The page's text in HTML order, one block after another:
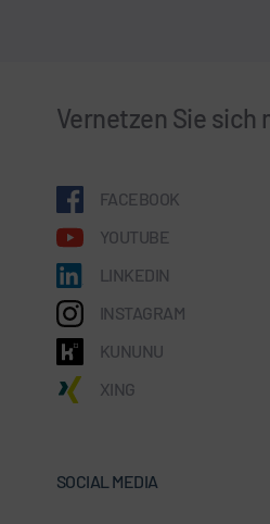
Vernetzen Sie sich
FACEBOOK
YOUTUBE
LINKEDIN
INSTAGRAM
KUNUNU
XING
SOCIAL MEDIA